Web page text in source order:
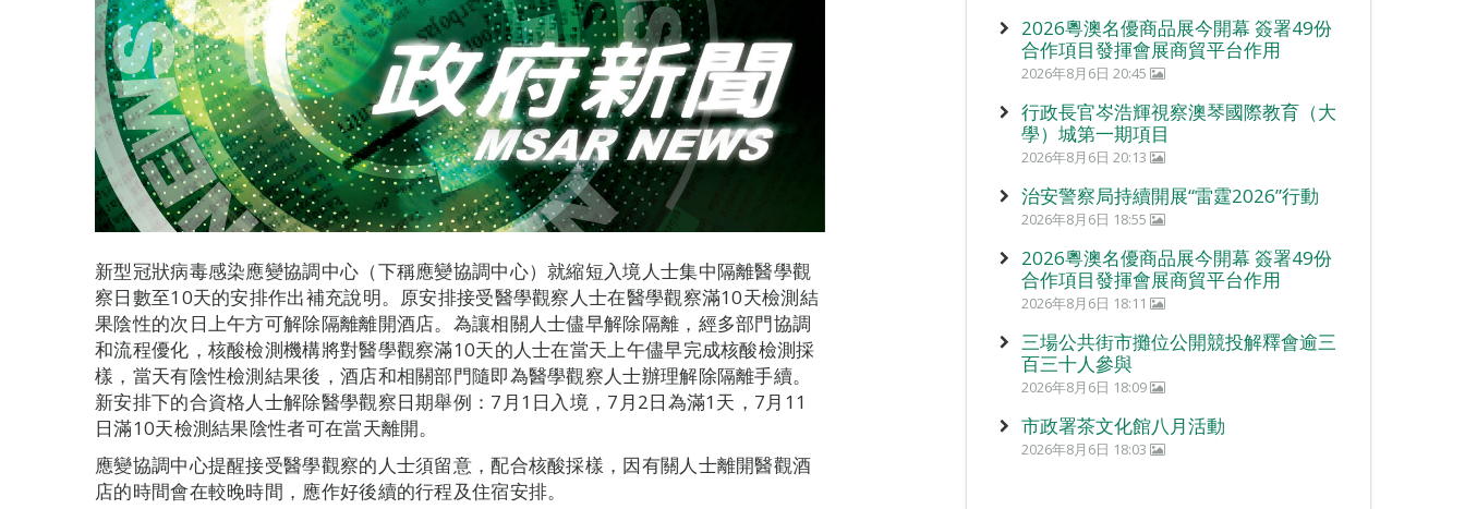
新型冠狀病毒感染應變協調中心（下稱應變協調中心）就縮短入境人士集中隔離醫學觀
察日數至10天的安排作出補充說明。原安排接受醫學觀察人士在醫學觀察滿10天檢測結
果陰性的次日上午方可解除隔離離開酒店。為讓相關人士儘早解除隔離，經多部門協調
和流程優化，核酸檢測機構將對醫學觀察滿10天的人士在當天上午儘早完成核酸檢測採
樣，當天有陰性檢測結果後，酒店和相關部門隨即為醫學觀察人士辦理解除隔離手續。
新安排下的合資格人士解除醫學觀察日期舉例：7月1日入境，7月2日為滿1天，7月11
日滿10天檢測結果陰性者可在當天離開。
應變協調中心提醒接受醫學觀察的人士須留意，配合核酸採樣，因有關人士離開醫觀酒
店的時間會在較晚時間，應作好後續的行程及住宿安排。
2026粵澳名優商品展今開幕 簽署49份
合作項目發揮會展商貿平台作用
2026年8月6日 20:45
行政長官岑浩輝視察澳琴國際教育（大
學）城第一期項目
2026年8月6日 20:13
治安警察局持續開展“雷霆2026”行動
2026年8月6日 18:55
2026粵澳名優商品展今開幕 簽署49份
合作項目發揮會展商貿平台作用
2026年8月6日 18:11
三場公共街市攤位公開競投解釋會逾三
百三十人參與
2026年8月6日 18:09
市政署茶文化館八月活動
2026年8月6日 18:03